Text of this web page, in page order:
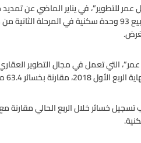
للتطوير”، في يناير الماضي عن تمديد
لـ”بنك البلاد” لغرض بيع 93 وحدة سكنية
التي تعمل في مجال التطوير
خسائر خلال الربع الحالي مقارنة